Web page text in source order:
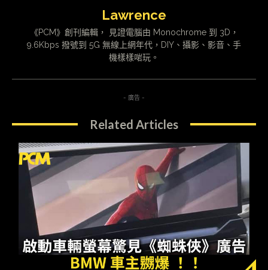
Lawrence
《PCM》創刊編輯， 見證電腦由 Monochrome 到 3D，
9.6Kbps 撥號到 5G 無線上網年代，DIY、攝影、影音、手
機樣樣啱玩。
- 廣告 -
Related Articles